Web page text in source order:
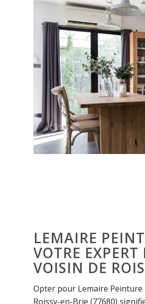
LEMAIRE
VOTRE
VOISIN DE
Opter pour Lemaire
Roissy-en-Brie (77680)